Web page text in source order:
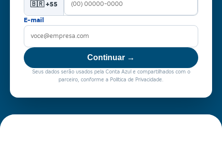
🇧🇷 +55
E-mail
Continuar →
Seus dados serão usados pela Conta Azul e compartilhados com o
parceiro, conforme a Política de Privacidade.